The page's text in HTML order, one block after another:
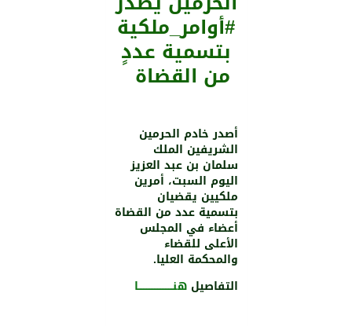
#أوامر_ملكية
بتسمية عددٍ
من القضاة
أصدر خادم الحرمين
الشريفين الملك
سلمان بن عبد العزيز
اليوم السبت، أمرين
ملكيين يقضيان
بتسمية عدد من القضاة
أعضاء في المجلس
الأعلى للقضاء
والمحكمة العليا.
التفاصيلهنــــــــــــــــــــــا